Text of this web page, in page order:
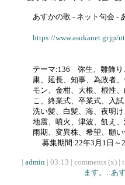
あすかの歌 - ネット句会 -
https://www.asukanet.gr.jp/
テーマ:136 弥生、雛飾り
粛、延長、知事、為政者
モン、金柑、大根、根性
こ、終業式、卒業式、入
洗い髪、白髪、海、夜明
地震、噴火、津波、飢え
雨期、変異株、希望、願
募集期間:22年3月1日
| admin | 03:13 | comments (x) |
ます。::あ